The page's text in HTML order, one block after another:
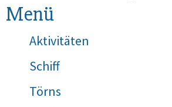
Menü
Aktivitäten
Schiff
Törns